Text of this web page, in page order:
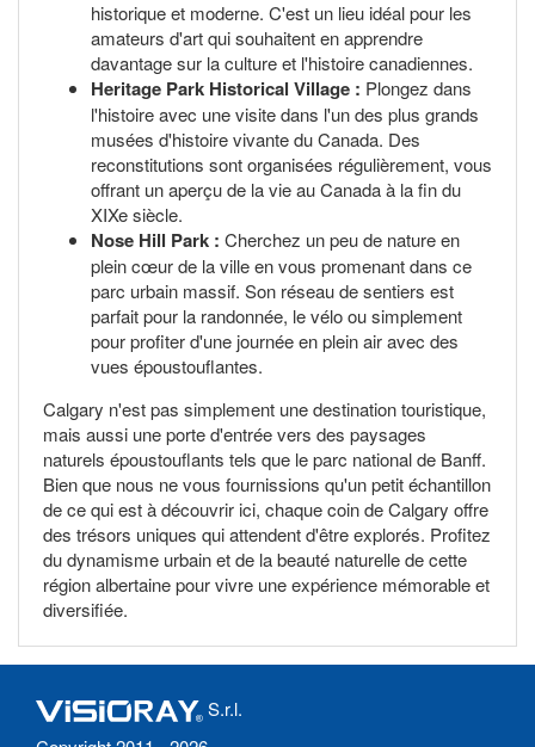
historique et moderne. C'est un lieu idéal pour les
amateurs d'art qui souhaitent en apprendre
davantage sur la culture et l'histoire canadiennes.
Heritage Park Historical Village : Plongez dans
l'histoire avec une visite dans l'un des plus grands
musées d'histoire vivante du Canada. Des
reconstitutions sont organisées régulièrement, vous
offrant un aperçu de la vie au Canada à la fin du
XIXe siècle.
Nose Hill Park : Cherchez un peu de nature en
plein cœur de la ville en vous promenant dans ce
parc urbain massif. Son réseau de sentiers est
parfait pour la randonnée, le vélo ou simplement
pour profiter d'une journée en plein air avec des
vues époustouflantes.
Calgary n'est pas simplement une destination touristique,
mais aussi une porte d'entrée vers des paysages
naturels époustouflants tels que le parc national de Banff.
Bien que nous ne vous fournissions qu'un petit échantillon
de ce qui est à découvrir ici, chaque coin de Calgary offre
des trésors uniques qui attendent d'être explorés. Profitez
du dynamisme urbain et de la beauté naturelle de cette
région albertaine pour vivre une expérience mémorable et
diversifiée.
S.r.l.